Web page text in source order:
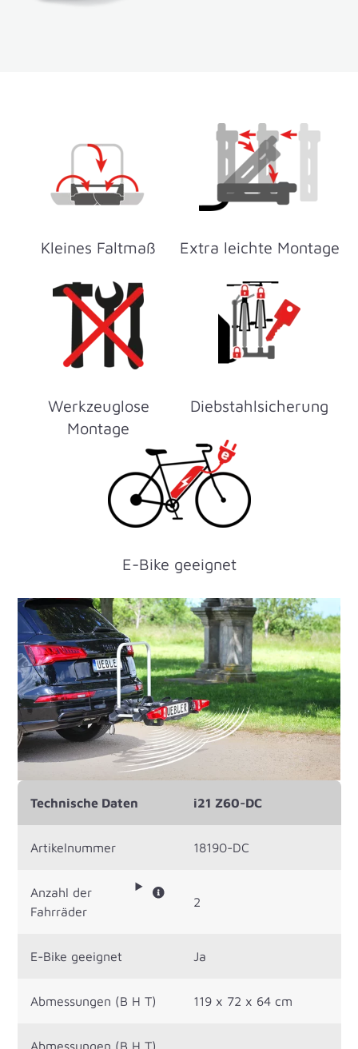
Kleines Faltmaß Extra leichte Montage
Werkzeuglose
Montage
Diebstahlsicherung
E-Bike geeignet
Technische Daten i21 Z60-DC
Artikelnummer 18190-DC
Anzahl der
Fahrräder
2
E-Bike geeignet Ja
Abmessungen (B H T) 119 x 72 x 64 cm
Abmessungen (B H T)